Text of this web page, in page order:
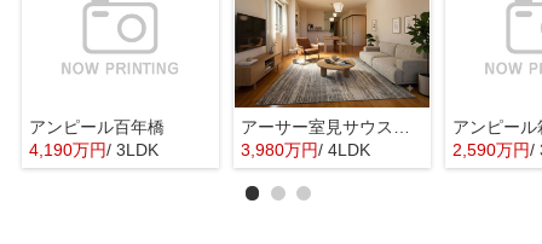
アンピール百年橋
4,190万円/ 3LDK
3,980万円/ 4LDK
アンピール
2,590万円/